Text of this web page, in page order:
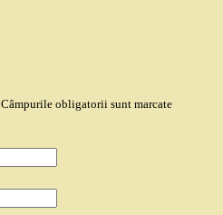
Câmpurile obligatorii sunt marcate